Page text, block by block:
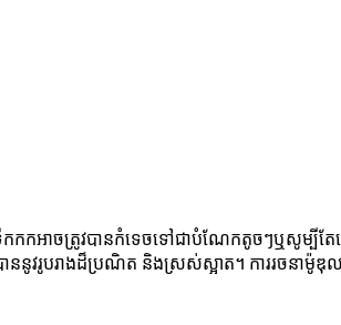
ាចត្រូវបានកំទេចទៅជាបំណែកតូចៗឬសូម្បីតែម្
វរូបរាងដ៏ប្រណិត និងស្រស់ស្អាត។ ការរចនាម៉ូឌុល